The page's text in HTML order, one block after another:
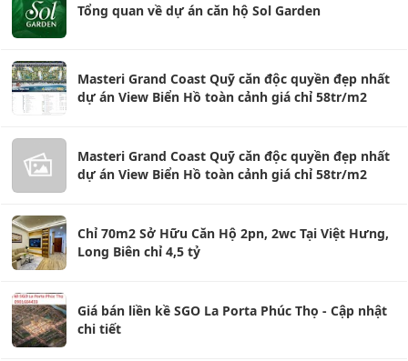
Tổng quan về dự án căn hộ Sol Garden
Masteri Grand Coast Quỹ căn độc quyền đẹp nhất
dự án View Biển Hồ toàn cảnh giá chỉ 58tr/m2
Masteri Grand Coast Quỹ căn độc quyền đẹp nhất
dự án View Biển Hồ toàn cảnh giá chỉ 58tr/m2
Chỉ 70m2 Sở Hữu Căn Hộ 2pn, 2wc Tại Việt Hưng,
Long Biên chỉ 4,5 tỷ
Giá bán liền kề SGO La Porta Phúc Thọ - Cập nhật
chi tiết